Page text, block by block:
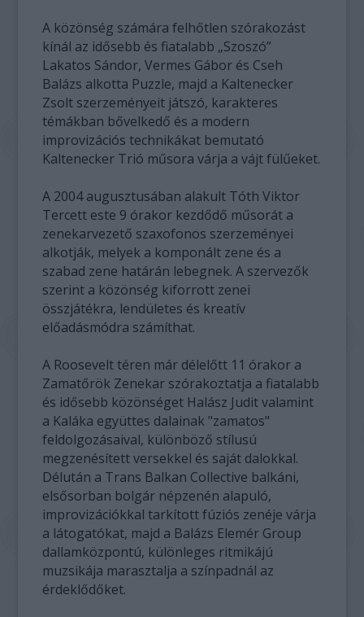
A közönség számára felhőtlen szórakozást
kínál az idősebb és fiatalabb „Szoszó”
Lakatos Sándor, Vermes Gábor és Cseh
Balázs alkotta Puzzle, majd a Kaltenecker
Zsolt szerzeményeit játszó, karakteres
témákban bővelkedő és a modern
improvizációs technikákat bemutató
Kaltenecker Trió műsora várja a vájt fülűeket.
A 2004 augusztusában alakult Tóth Viktor
Tercett este 9 órakor kezdődő műsorát a
zenekarvezető szaxofonos szerzeményei
alkotják, melyek a komponált zene és a
szabad zene határán lebegnek. A szervezők
szerint a közönség kiforrott zenei
összjátékra, lendületes és kreatív
előadásmódra számíthat.
A Roosevelt téren már délelőtt 11 órakor a
Zamatőrök Zenekar szórakoztatja a fiatalabb
és idősebb közönséget Halász Judit valamint
a Kaláka együttes dalainak "zamatos"
feldolgozásaival, különböző stílusú
megzenésített versekkel és saját dalokkal.
Délután a Trans Balkan Collective balkáni,
elsősorban bolgár népzenén alapuló,
improvizációkkal tarkított fúziós zenéje várja
a látogatókat, majd a Balázs Elemér Group
dallamközpontú, különleges ritmikájú
muzsikája marasztalja a színpadnál az
érdeklődőket.